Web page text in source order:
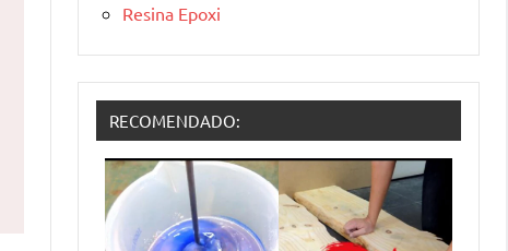
Resina Epoxi
RECOMENDADO: